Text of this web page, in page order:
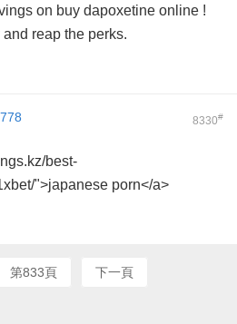
on buy dapoxetine online !
reap the perks.
8330#
best-
">japanese porn</a>
第833頁 下一頁